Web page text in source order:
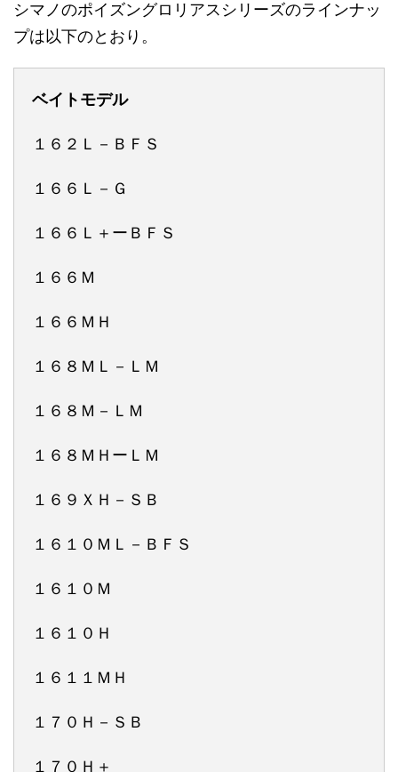
シマノのポイズングロリアスシリーズのラインナッ
プは以下のとおり。
ベイトモデル
１６２Ｌ－ＢＦＳ
１６６Ｌ－Ｇ
１６６Ｌ＋ーＢＦＳ
１６６Ｍ
１６６ＭＨ
１６８ＭＬ－ＬＭ
１６８Ｍ－ＬＭ
１６８ＭＨーＬＭ
１６９ＸＨ－ＳＢ
１６１０ＭＬ－ＢＦＳ
１６１０Ｍ
１６１０Ｈ
１６１１ＭＨ
１７０Ｈ－ＳＢ
１７０Ｈ＋